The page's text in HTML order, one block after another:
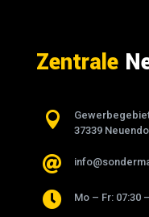
Zentrale

37339

 Mo – Fr: 07:30